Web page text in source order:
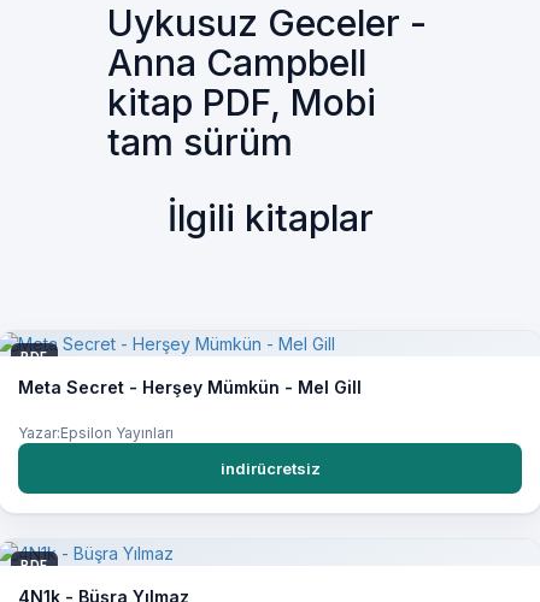
Uykusuz Geceler -
Anna Campbell
kitap PDF, Mobi
tam sürüm
İlgili kitaplar
PDF
Meta Secret - Herşey Mümkün - Mel Gill
Yazar:Epsilon Yayınları
indirücretsiz
PDF
4N1k - Büşra Yılmaz